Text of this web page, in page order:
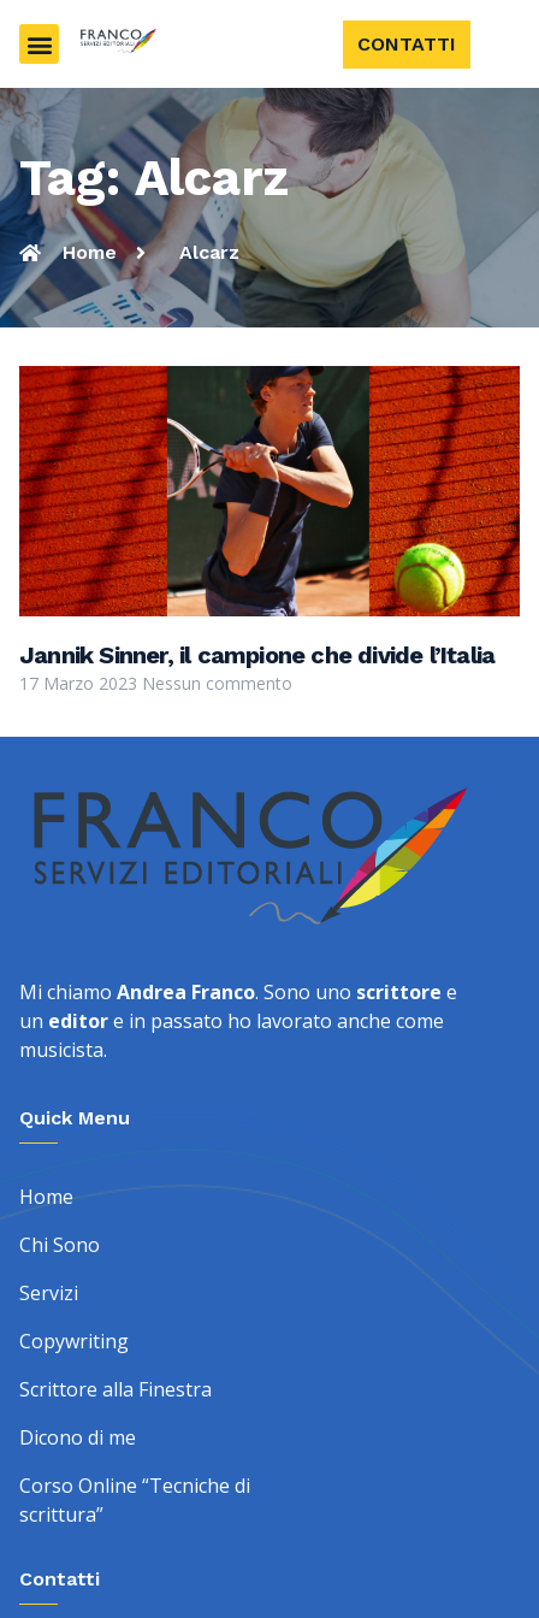
CONTATTI
Tag: Alcarz
Home Alcarz
Jannik Sinner, il campione che divide l’Italia
17 Marzo 2023 Nessun commento
Mi chiamo Andrea Franco. Sono uno scrittore e
un editore in passato ho lavorato anche come
musicista.
Quick Menu
Home
Chi Sono
Servizi
Copywriting
Scrittore alla Finestra
Dicono di me
Corso Online “Tecniche di
scrittura”
Contatti